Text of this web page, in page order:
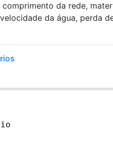
da rede,
da água, perda